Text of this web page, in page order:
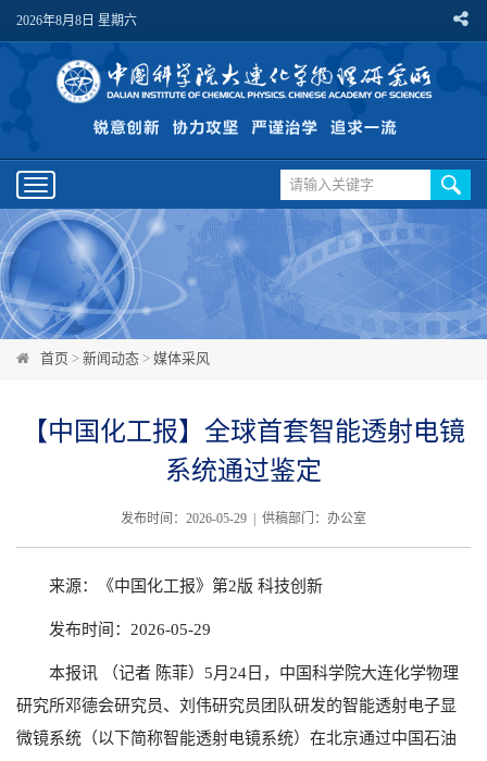
2026年8月8日 星期六
Toggle
navigation
首页 > 新闻动态 > 媒体采风
【中国化工报】全球首套智能透射电镜
系统通过鉴定
发布时间：2026-05-29 | 供稿部门：办公室
来源：《中国化工报》第2版 科技创新
发布时间：2026-05-29
本报讯 （记者 陈菲）5月24日，中国科学院大连化学物理
研究所邓德会研究员、刘伟研究员团队研发的智能透射电子显
微镜系统（以下简称智能透射电镜系统）在北京通过中国石油